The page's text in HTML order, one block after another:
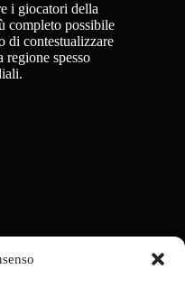
i giocatori della
completo possibile
di contestualizzare
spesso